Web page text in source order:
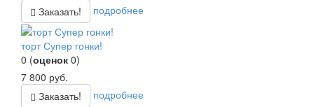
Заказать!
подробнее
торт Супер гонки!
0 (оценок 0)
7 800 руб.
Заказать!
подробнее